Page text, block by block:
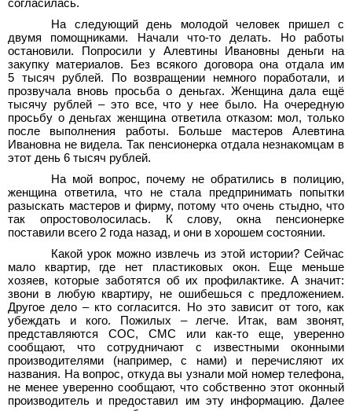
согласилась.
На следующий день молодой человек пришел с
двумя помощниками. Начали что-то делать. Но работы
остановили. Попросили у Алевтины Ивановны деньги на
закупку материалов. Без всякого договора она отдала им
5
тысяч рублей. По возвращении немного поработали, и
прозвучала вновь просьба о деньгах. Женщина дала ещё
тысячу рублей – это все, что у нее было. На очередную
просьбу о деньгах женщина ответила отказом: мол, только
после выполнения работы. Больше мастеров Алевтина
Ивановна не видела. Так пенсионерка отдала незнакомцам в
этот день 6 тысяч рублей.
На мой вопрос, почему не обратились в полицию,
женщина ответила, что не стала предпринимать попытки
разыскать мастеров и фирму, потому что очень стыдно, что
так опростоволосилась. К слову, окна пенсионерке
поставили всего 2 года назад, и они в хорошем состоянии.
Какой урок можно извлечь из этой истории? Сейчас
мало квартир, где нет пластиковых окон. Еще меньше
хозяев, которые заботятся об их профилактике. А значит:
звони в любую квартиру, не ошибешься с предложением.
Другое дело – кто согласится. Но это зависит от того, как
убеждать и кого. Пожилых – легче. Итак, вам звонят,
представляются СОС, СМС или как-то еще, уверенно
сообщают, что сотрудничают с известными оконными
производителями (например, с нами) и перечисляют их
названия. На вопрос, откуда вы узнали мой номер телефона,
не менее уверенно сообщают, что собственно этот оконный
производитель и предоставил им эту информацию. Далее